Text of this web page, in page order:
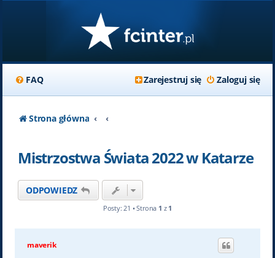
FAQ Zaloguj się
Zarejestruj się
Strona główna
Mistrzostwa Świata 2022 w Katarze
ODPOWIEDZ
Posty: 21 • Strona 1 z 1
maverik